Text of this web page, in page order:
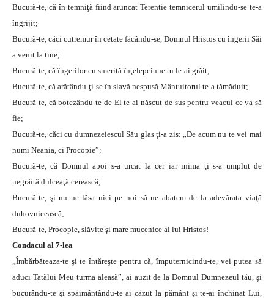
Bucură-te, că în temniţă fiind aruncat Terentie temnicerul umilindu-se te-a
îngrijit;
Bucură-te, căci cutremur în cetate făcându-se, Domnul Hristos cu îngerii Săi
a venit la tine;
Bucură-te, că îngerilor cu smerită înţelepciune tu le-ai grăit;
Bucură-te, că arătându-ţi-se în slavă nespusă Mântuitorul te-a tămăduit;
Bucură-te, că botezându-te de El te-ai născut de sus pentru veacul ce va să
fie;
Bucură-te, căci cu dumnezeiescul Său glas ţi-a zis: „De acum nu te vei mai
numi Neania, ci Procopie”;
Bucură-te, că Domnul apoi s-a urcat la cer iar inima ţi s-a umplut de
negrăită dulceaţă cerească;
Bucură-te, şi nu ne lăsa nici pe noi să ne abatem de la adevărata viaţă
duhovnicească;
Bucură-te, Procopie, slăvite şi mare mucenice al lui Hristos!
Condacul al 7-lea
„Îmbărbăteaza-te şi te întăreşte pentru că, împuternicindu-te, vei putea să
aduci Tatălui Meu turma aleasă”, ai auzit de la Domnul Dumnezeul tău, şi
bucurându-te şi spăimântându-te ai căzut la pământ şi te-ai închinat Lui,